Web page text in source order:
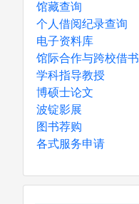
馆藏查询
个人借阅纪录查询
电子资料库
馆际合作与跨校借书
学科指导教授
博硕士论文
波锭影展
图书荐购
各式服务申请